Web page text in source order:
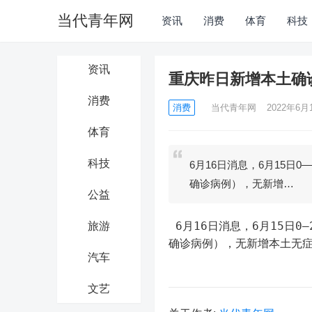
当代青年网 资讯 消费 体育 科技
资讯
消费
体育
科技
公益
旅游
汽车
文艺
重庆昨日新增本土确
消费 当代青年网 2022年6月
6月16日消息，6月15日
确诊病例），无新增…
确诊病例），无新增本土无